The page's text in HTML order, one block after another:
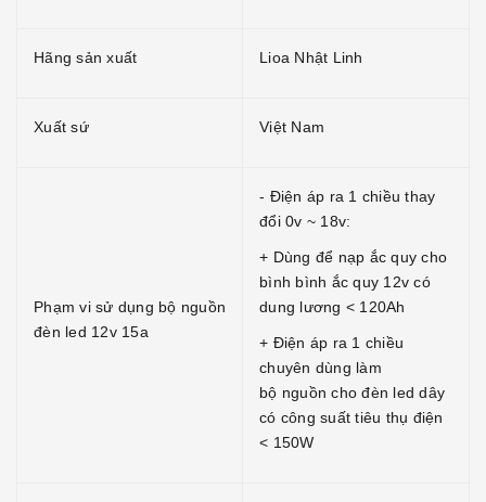
Hãng sản xuất Lioa Nhật Linh
Xuất sứ Việt Nam
Phạm vi sử dụng bộ nguồn
đèn led 12v 15a
- Điện áp ra 1 chiều thay
đổi 0v ~ 18v:
+ Dùng để nạp ắc quy cho
bình bình ắc quy 12v có
dung lương < 120Ah
+ Điện áp ra 1 chiều
chuyên dùng làm
bộ nguồn cho đèn led dây
có công suất tiêu thụ điện
< 150W